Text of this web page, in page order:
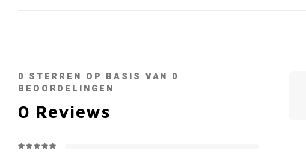
0 STERREN OP BASIS VAN 0
BEOORDELINGEN
0 Reviews